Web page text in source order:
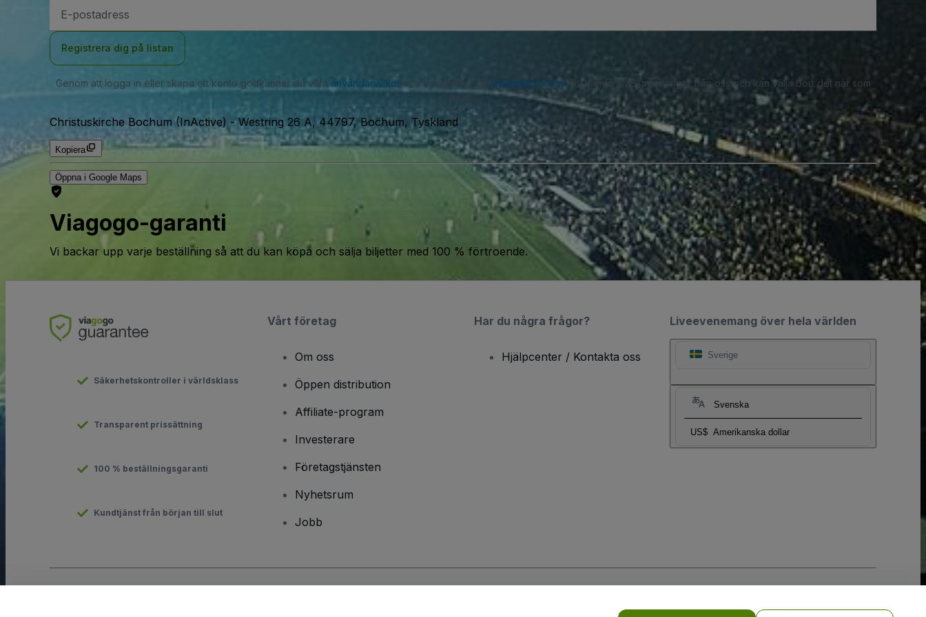
postadress
Registrera dig på listan
Genom att logga in eller skapa ett konto godkänner du våra användarvillkoroch accepterar vår integritetspolicy. Du kan få SMS-aviseringar från oss och kan välja bort det när som
helst.
Christuskirche Bochum (InActive) -Westring 26 A, 44797, Bochum, Tyskland
Kopiera
Öppna i Google Maps
Viagogo-garanti
Vi backar upp varje beställning så att du kan köpa och sälja biljetter med 100 % förtroende.
Liveevenemang över hela världen
Sverige
Svenska
US$ Amerikanska dollar
Säkerhetskontroller i världsklass
Transparent prissättning
100 % beställningsgaranti
Kundtjänst från början till slut
Vårt företag
Om oss
Öppen distribution
Affiliate-program
Investerare
Företagstjänsten
Nyhetsrum
Jobb
Har du några frågor?
Hjälpcenter / Kontakta oss
mobilsekretesspolicy